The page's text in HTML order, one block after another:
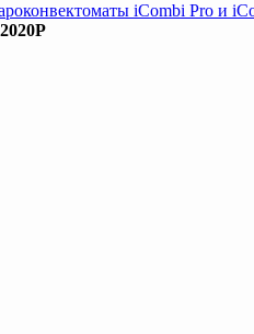
iCombi Pro и